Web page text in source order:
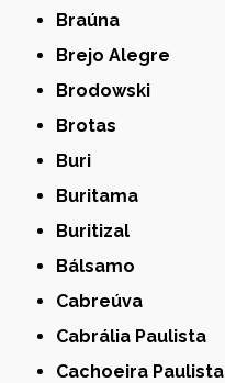
Braúna
Brejo Alegre
Brodowski
Brotas
Buri
Buritama
Buritizal
Bálsamo
Cabreúva
Cabrália Paulista
Cachoeira Paulista